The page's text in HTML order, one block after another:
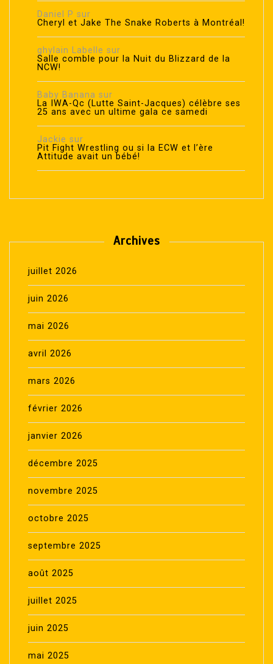
Daniel P sur
Cheryl et Jake The Snake Roberts à Montréal!
ghylain Labelle sur
Salle comble pour la Nuit du Blizzard de la
NCW!
Baby Banana sur
La IWA-Qc (Lutte Saint-Jacques) célèbre ses
25 ans avec un ultime gala ce samedi
Jackie sur
Pit Fight Wrestling ou si la ECW et l’ère
Attitude avait un bébé!
Archives
juillet 2026
juin 2026
mai 2026
avril 2026
mars 2026
février 2026
janvier 2026
décembre 2025
novembre 2025
octobre 2025
septembre 2025
août 2025
juillet 2025
juin 2025
mai 2025